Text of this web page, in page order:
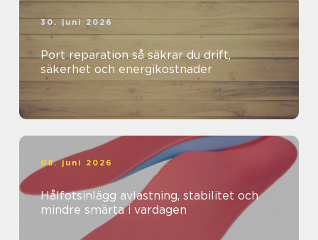
30. juni 2026
Port reparation så säkrar du drift,
säkerhet och energikostnader
08. juni 2026
Hålfotsinlägg avlastning, stabilitet och
mindre smärta i vardagen